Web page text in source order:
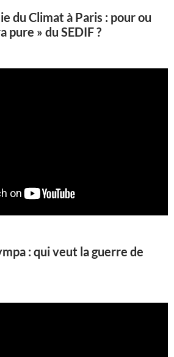
du Climat à Paris : pour ou
pure » du SEDIF ?
: qui veut la guerre de